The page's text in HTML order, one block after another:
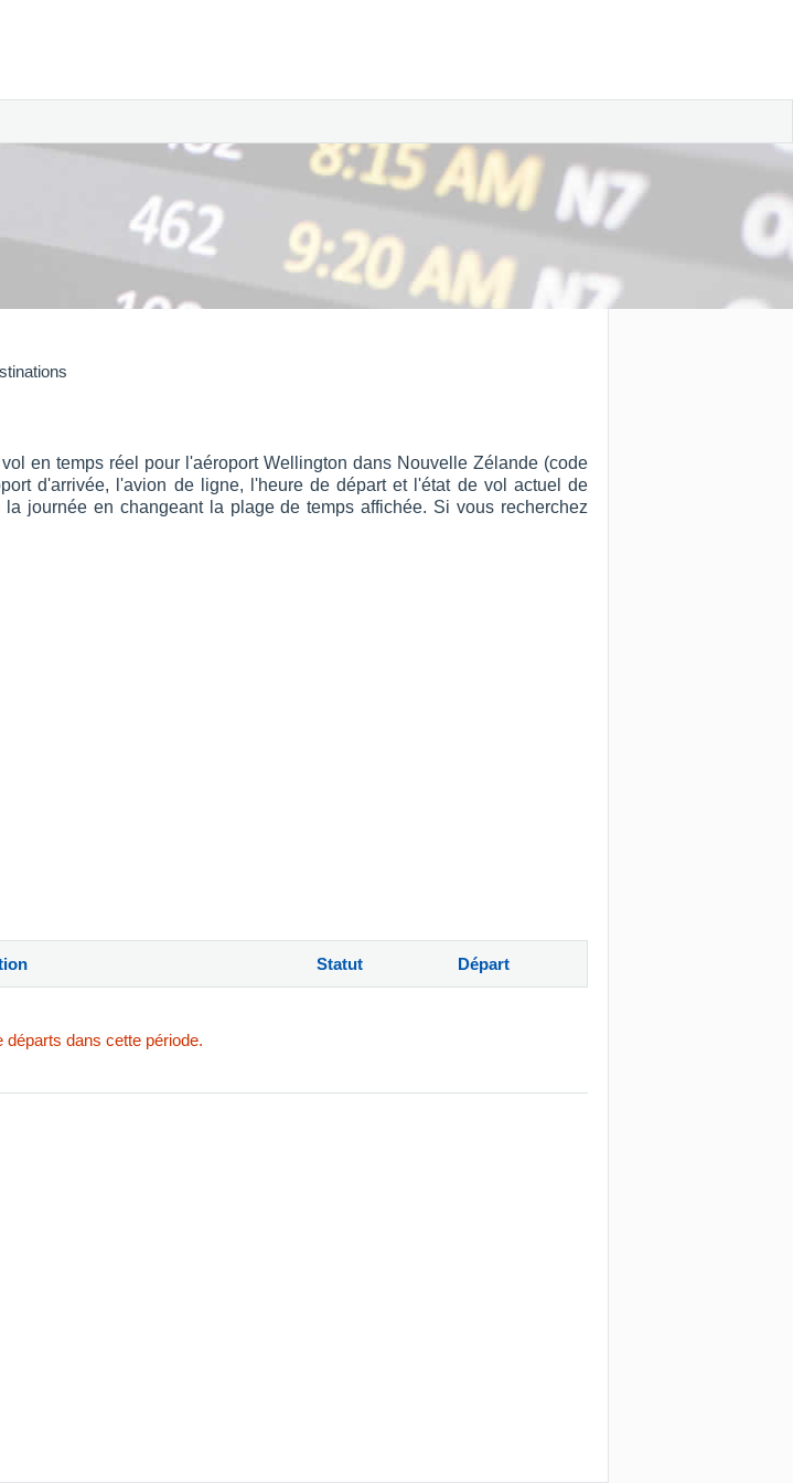
en temps réel pour l'aéroport Wellington dans Nouvelle Zélande (code
d'arrivée, l'avion de ligne, l'heure de départ et l'état de vol actuel de
journée en changeant la plage de temps affichée. Si vous recherchez
Statut Départ
départs dans cette période.